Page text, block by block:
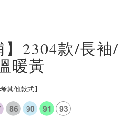
】2304款/長袖/
暖黃
其他款式】